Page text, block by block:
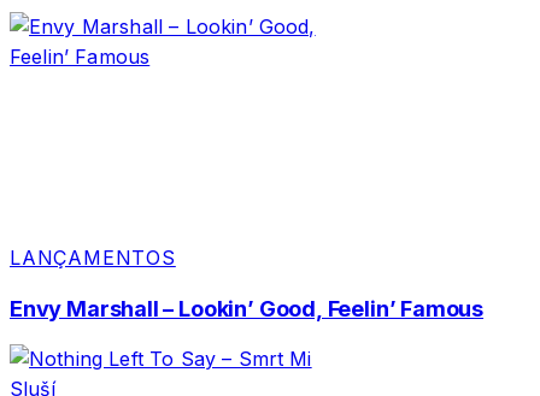
LANÇAMENTOS
Envy Marshall – Lookin’ Good, Feelin’ Famous